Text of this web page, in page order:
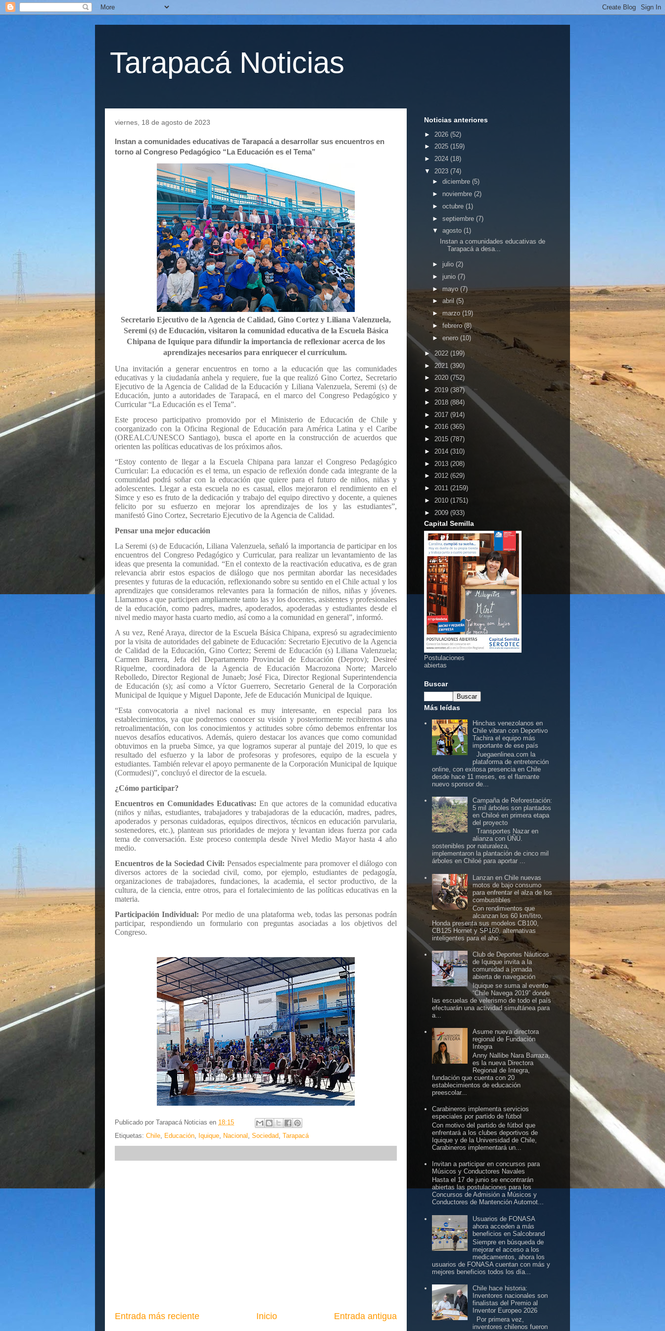
Tarapacá Noticias
viernes, 18 de agosto de 2023
Instan a comunidades educativas de Tarapacá a desarrollar sus encuentros en
torno al Congreso Pedagógico “La Educación es el Tema”
Secretario Ejecutivo de la Agencia de Calidad, Gino Cortez y Liliana Valenzuela,
Seremi (s) de Educación, visitaron la comunidad educativa de la Escuela Básica
Chipana de Iquique para difundir la importancia de reflexionar acerca de los
aprendizajes necesarios para enriquecer el currículum.
Una invitación a generar encuentros en torno a la educación que las comunidades
educativas y la ciudadanía anhela y requiere, fue la que realizó Gino Cortez, Secretario
Ejecutivo de la Agencia de Calidad de la Educación y Liliana Valenzuela, Seremi (s) de
Educación, junto a autoridades de Tarapacá, en el marco del Congreso Pedagógico y
Curricular “La Educación es el Tema”.
Este proceso participativo promovido por el Ministerio de Educación de Chile y
coorganizado con la Oficina Regional de Educación para América Latina y el Caribe
(OREALC/UNESCO Santiago), busca el aporte en la construcción de acuerdos que
orienten las políticas educativas de los próximos años.
“Estoy contento de llegar a la Escuela Chipana para lanzar el Congreso Pedagógico
Curricular: La educación es el tema, un espacio de reflexión donde cada integrante de la
comunidad podrá soñar con la educación que quiere para el futuro de niños, niñas y
adolescentes. Llegar a esta escuela no es casual, ellos mejoraron el rendimiento en el
Simce y eso es fruto de la dedicación y trabajo del equipo directivo y docente, a quienes
felicito por su esfuerzo en mejorar los aprendizajes de los y las estudiantes”,
manifestó Gino Cortez, Secretario Ejecutivo de la Agencia de Calidad.
Pensar una mejor educación
La Seremi (s) de Educación, Liliana Valenzuela, señaló la importancia de participar en los
encuentros del Congreso Pedagógico y Curricular, para realizar un levantamiento de las
ideas que presenta la comunidad. “En el contexto de la reactivación educativa, es de gran
relevancia abrir estos espacios de diálogo que nos permitan abordar las necesidades
presentes y futuras de la educación, reflexionando sobre su sentido en el Chile actual y los
aprendizajes que consideramos relevantes para la formación de niños, niñas y jóvenes.
Llamamos a que participen ampliamente tanto las y los docentes, asistentes y profesionales
de la educación, como padres, madres, apoderados, apoderadas y estudiantes desde el
nivel medio mayor hasta cuarto medio, así como a la comunidad en general”, informó.
A su vez, René Araya, director de la Escuela Básica Chipana, expresó su agradecimiento
por la visita de autoridades del gabinete de Educación: Secretario Ejecutivo de la Agencia
de Calidad de la Educación, Gino Cortez; Seremi de Educación (s) Liliana Valenzuela;
Carmen Barrera, Jefa del Departamento Provincial de Educación (Deprov); Desireé
Riquelme, coordinadora de la Agencia de Educación Macrozona Norte; Marcelo
Rebolledo, Director Regional de Junaeb; José Fica, Director Regional Superintendencia
de Educación (s); así como a Víctor Guerrero, Secretario General de la Corporación
Municipal de Iquique y Miguel Daponte, Jefe de Educación Municipal de Iquique.
“Esta convocatoria a nivel nacional es muy interesante, en especial para los
establecimientos, ya que podremos conocer su visión y posteriormente recibiremos una
retroalimentación, con los conocimientos y actitudes sobre cómo debemos enfrentar los
nuevos desafíos educativos. Además, quiero destacar los avances que como comunidad
obtuvimos en la prueba Simce, ya que logramos superar al puntaje del 2019, lo que es
resultado del esfuerzo y la labor de profesoras y profesores, equipo de la escuela y
estudiantes. También relevar el apoyo permanente de la Corporación Municipal de Iquique
(Cormudesi)”, concluyó el director de la escuela.
¿Cómo participar?
Encuentros en Comunidades Educativas: En que actores de la comunidad educativa
(niños y niñas, estudiantes, trabajadores y trabajadoras de la educación, madres, padres,
apoderados y personas cuidadoras, equipos directivos, técnicos en educación parvularia,
sostenedores, etc.), plantean sus prioridades de mejora y levantan ideas fuerza por cada
tema de conversación. Este proceso contempla desde Nivel Medio Mayor hasta 4 año
medio.
Encuentros de la Sociedad Civil: Pensados especialmente para promover el diálogo con
diversos actores de la sociedad civil, como, por ejemplo, estudiantes de pedagogía,
organizaciones de trabajadores, fundaciones, la academia, el sector productivo, de la
cultura, de la ciencia, entre otros, para el fortalecimiento de las políticas educativas en la
materia.
Participación Individual: Por medio de una plataforma web, todas las personas podrán
participar, respondiendo un formulario con preguntas asociadas a los objetivos del
Congreso.
Publicado por Tarapacá Noticias en 18:15
Etiquetas: Chile Educación Iquique Nacional Sociedad Tarapacá
Entrada más reciente Entrada antigua
Inicio
Noticias anteriores
► 2026 (52)
► 2025 (159)
► 2024 (18)
▼ 2023 (74)
► diciembre (5)
► noviembre (2)
► octubre (1)
► septiembre (7)
▼ agosto (1)
Instan a comunidades educativas de
Tarapacá a desa...
► julio (2)
► junio (7)
► mayo(7)
► abril (5)
►marzo (19)
► febrero(8)
► enero (10)
► 2022 (199)
► 2021 (390)
► 2020 (752)
► 2019 (387)
► 2018 (884)
► 2017 (914)
► 2016 (365)
► 2015 (787)
► 2014 (310)
► 2013 (208)
► 2012 (629)
► 2011 (2159)
► 2010 (1751)
► 2009 (933)
Capital Semilla
Postulaciones
abiertas
Buscar
Más leídas
Hinchas venezolanos en
Chile vibran con Deportivo
Tachira el equipo más
importante de ese país
Juegaenlinea.com la
plataforma de entretención
online, con exitosa presencia en Chile
desde hace 11 meses, es el flamante
nuevo sponsor de...
Campaña de Reforestación:
5 mil árboles son plantados
en Chiloé en primera etapa
del proyecto
Transportes Nazar en
alianza con ÜÑÜ.
sostenibles por naturaleza,
implementaron la plantación de cinco mil
árboles en Chiloé para aportar ...
Lanzan en Chile nuevas
motos de bajo consumo
para enfrentar el alza de los
combustibles
Con rendimientos que
alcanzan los 60 km/litro,
Honda presenta sus modelos CB100,
CB125 Hornet y SP160, alternativas
inteligentes para el aho...
Club de Deportes Náuticos
de Iquique invita a la
comunidad a jornada
abierta de navegación
Iquique se suma al evento
“Chile Navega 2019” donde
las escuelas de velerismo de todo el país
efectuarán una actividad simultánea para
a...
Asume nueva directora
regional de Fundación
Integra
Anny Nallibe Nara Barraza,
es la nueva Directora
Regional de Integra,
fundación que cuenta con 20
establecimientos de educación
preescolar...
Carabineros implementa servicios
especiales por partido de fútbol
Con motivo del partido de fútbol que
enfrentará a los clubes deportivos de
Iquique y de la Universidad de Chile,
Carabineros implementará un...
Invitan a participar en concursos para
Músicos y Conductores Navales
Hasta el 17 de junio se encontrarán
abiertas las postulaciones para los
Concursos de Admisión a Músicos y
Conductores de Mantención Automot...
Usuarios de FONASA
ahora acceden a más
beneficios en Salcobrand
Siempre en búsqueda de
mejorar el acceso a los
medicamentos, ahora los
usuarios de FONASA cuentan con más y
mejores beneficios todos los día...
Chile hace historia:
Inventores nacionales son
finalistas del Premio al
Inventor Europeo 2026
Por primera vez,
inventores chilenos fueron